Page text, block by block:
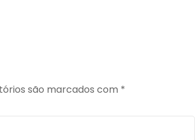
são marcados com *